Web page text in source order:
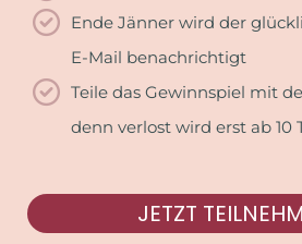
Ende Jänner wird der
E-Mail benachrichtigt
Teile das Gewinnspiel mit
denn verlost wird erst ab 10
JETZT